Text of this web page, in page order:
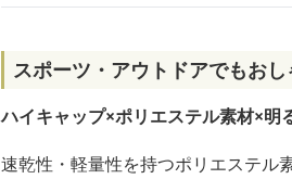
スポーツ・アウトドアでもお
ハイキャップ×ポリエステル素材×明
速乾性・軽量性を持つポリエステル